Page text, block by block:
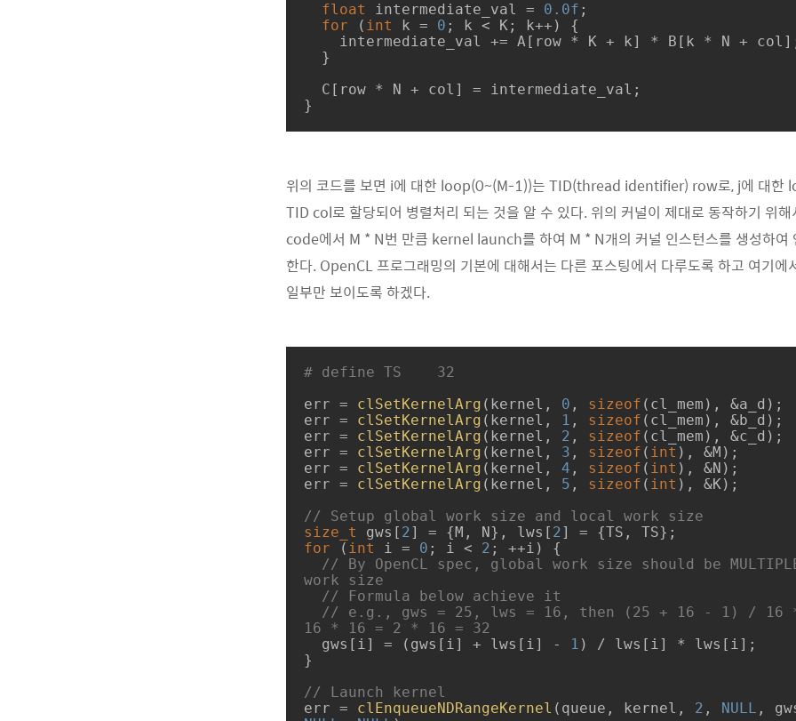
float
intermediate_val = 0.0f ;
for ( int k = 0 ; k < K; k++) {
}
위의 코드를 보면 i에 대한 loop(0~(M-1))는 TID(thread identifier) row로, j에 대한
TID col로 할당되어 병렬처리 되는 것을 알 수 있다. 위의 커널이 제대로 동작하기 위
code에서 M * N번 만큼 kernel launch를 하여 M * N개의 커널 인스턴스를 생성하여
한다. OpenCL 프로그래밍의 기본에 대해서는 다른 포스팅에서 다루도록 하고 여기
일부만 보이도록 하겠다.
# define TS    32
err = clSetKernelArg (kernel, 0 , sizeof (cl_mem), &a_d);
err = clSetKernelArg (kernel, 1 , sizeof (cl_mem), &b_d);
err = clSetKernelArg (kernel, 2 , sizeof (cl_mem), &c_d);
err = clSetKernelArg (kernel, 3 , sizeof ( int ), &M);
err = clSetKernelArg (kernel, 4 , sizeof ( int ), &N);
err = clSetKernelArg (kernel, 5 , sizeof ( int ), &K);
// Setup global work size and local work size
size_t
gws[ 2] = {M, N}, lws[ 2
for ( int i = 0 ; i < 2 ; ++i) {
// By OpenCL spec, global work size should be
work size
// Formula below achieve it
// e.g., gws = 25, lws = 16, then (25 + 16 - 1) / 16
16 * 16 = 2 * 16 = 32
  gws[i] = (gws[i] + lws[i] -
1 ) / lws[i] * lws[i];
}
// Launch kernel
err = clEnqueueNDRangeKernel (queue, kernel, 2 , NULL ,